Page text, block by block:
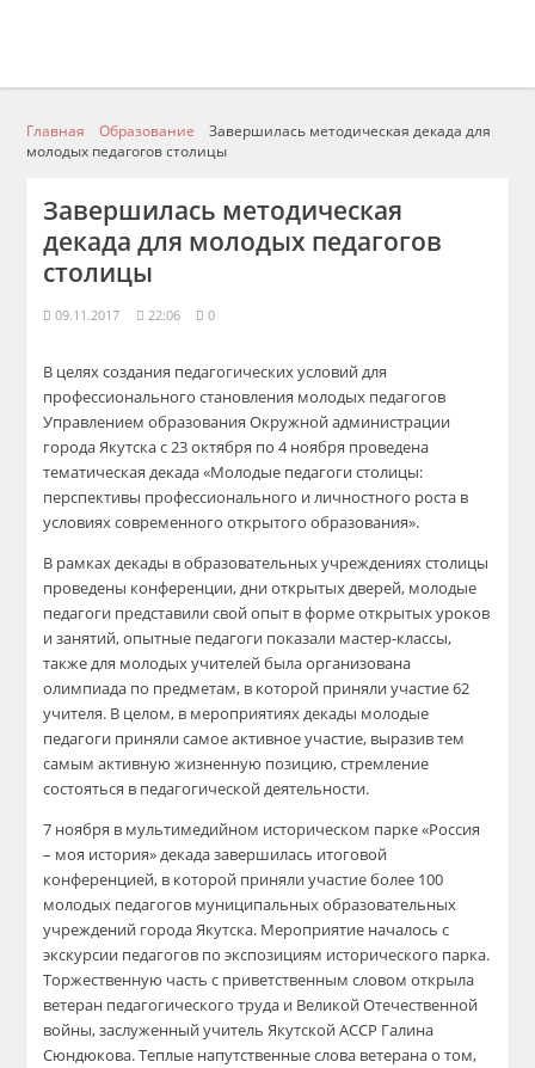
Главная Образование
Завершилась методическая декада для
молодых педагогов столицы
Завершилась методическая
декада для молодых педагогов
столицы
09.11.2017 22:06 0
В целях создания педагогических условий для
профессионального становления молодых педагогов
Управлением образования Окружной администрации
города Якутска с 23 октября по 4 ноября проведена
тематическая декада «Молодые педагоги столицы:
перспективы профессионального и личностного роста в
условиях современного открытого образования».
В рамках декады в образовательных учреждениях столицы
проведены конференции, дни открытых дверей, молодые
педагоги представили свой опыт в форме открытых уроков
и занятий, опытные педагоги показали мастер-классы,
также для молодых учителей была организована
олимпиада по предметам, в которой приняли участие 62
учителя. В целом, в мероприятиях декады молодые
педагоги приняли самое активное участие, выразив тем
самым активную жизненную позицию, стремление
состояться в педагогической деятельности.
7 ноября в мультимедийном историческом парке «Россия
– моя история» декада завершилась итоговой
конференцией, в которой приняли участие более 100
молодых педагогов муниципальных образовательных
учреждений города Якутска. Мероприятие началось с
экскурсии педагогов по экспозициям исторического парка.
Торжественную часть с приветственным словом открыла
ветеран педагогического труда и Великой Отечественной
войны, заслуженный учитель Якутской АССР Галина
Сюндюкова. Теплые напутственные слова ветерана о том,